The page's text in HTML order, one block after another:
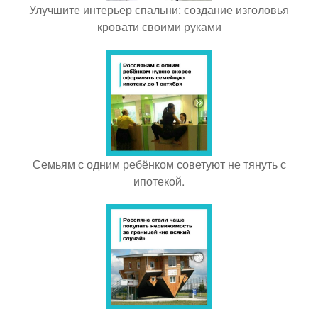
Улучшите интерьер спальни: создание изголовья
кровати своими руками
Семьям с одним ребёнком советуют не тянуть с
ипотекой.